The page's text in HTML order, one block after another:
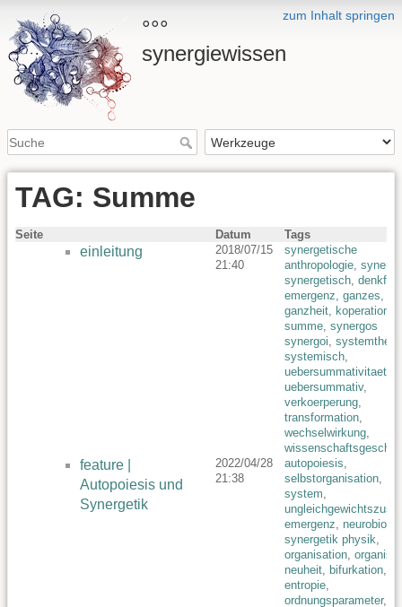
zum Inhalt springen
°°°
synergiewissen
TAG: Summe
Seite Datum Tags
einleitung
2018/07/15
21:40
synergetische
anthropologie,
synergetisch,
emergenz, ganzes,
ganzheit, koperation
summe, synergos
synergoi,
systemisch,
uebersummativitaet
uebersummativ,
verkoerperung,
transformation,
wechselwirkung,
feature |
Autopoiesis und
Synergetik
2022/04/28
21:38
autopoiesis,
selbstorganisation,
system,
emergenz,
synergetik physik,
organisation,
neuheit, bifurkation,
entropie,
ordnungsparameter,